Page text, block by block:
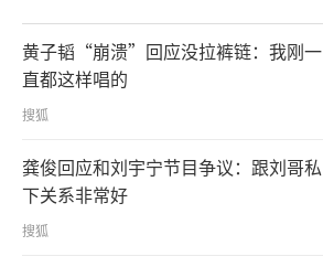
黄子韬“崩溃”回应没拉裤链：我刚一
直都这样唱的
搜狐
龚俊回应和刘宇宁节目争议：跟刘哥私
下关系非常好
搜狐